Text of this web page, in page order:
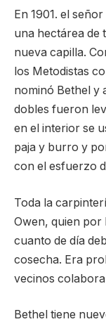
En 1901. el
una hectárea de
nueva capilla.
los Metodistas
nominó Bethel y
dobles fueron
en el interior se
paja y burro y
con el esfuerzo
Toda la
Owen, quien por
cuanto de día
cosecha. Era
vecinos
Bethel tiene